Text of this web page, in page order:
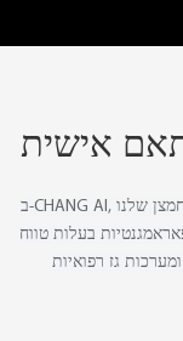
אישית
ב-CHANG AI, יצרן וספק מנתחי החמצן המהימנים שלכם, מנתחי החמצן שלנו
בעלות טווח